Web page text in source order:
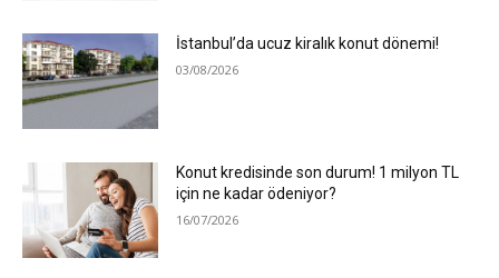
İstanbul’da ucuz kiralık konut dönemi!
03/08/2026
Konut kredisinde son durum! 1 milyon TL
için ne kadar ödeniyor?
16/07/2026